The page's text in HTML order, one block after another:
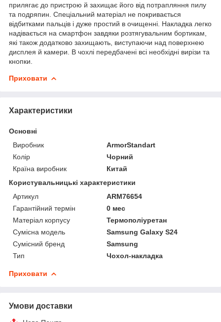
прилягає до пристрою й захищає його від потрапляння пилу
та подряпин. Спеціальний матеріал не покривається
відбитками пальців і дуже простий в очищенні. Накладка легко
надівається на смартфон завдяки розтягувальним бортикам,
які також додатково захищають, виступаючи над поверхнею
дисплея й камери. В чохлі передбачені всі необхідні вирізи та
кнопки.
Приховати
Характеристики
Основні
Виробник
ArmorStandart
Колір
Чорний
Країна виробник
Китай
Користувальницькі характеристики
Артикул
ARM76654
Гарантійний термін
0 мес
Матеріал корпусу
Термополіуретан
Сумісна модель
Samsung Galaxy S24
Сумісний бренд
Samsung
Тип
Чохол-накладка
Приховати
Умови доставки